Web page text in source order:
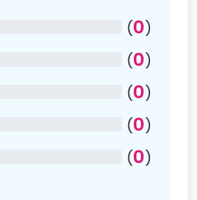
(0)
(0)
(0)
(0)
(0)